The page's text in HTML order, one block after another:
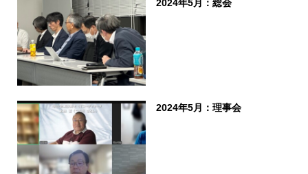
2024年5月：総会
2024年5月：理事会